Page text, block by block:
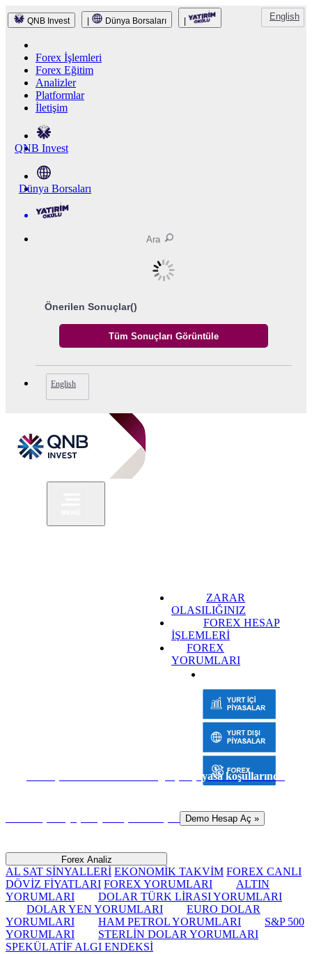
QNB Invest Dünya Borsaları English
Forex İşlemleri
Forex Eğitim
Analizler
Platformlar
İletişim
QNB Invest
Dünya Borsaları
Önerilen Sonuçlar()
English
ZARAR
OLASILIĞINIZ
FOREX HESAP
İŞLEMLERİ
FOREX
YORUMLARI
Sanal para ile risk almadan gerçek piyasa koşullarında
Demo Hesap Aç »
Forex Analiz
AL SAT SİNYALLERİ EKONOMİK TAKVİM FOREX CANLI
DÖVİZ FİYATLARI FOREX YORUMLARI
ALTIN
YORUMLARI
DOLAR TÜRK LİRASI YORUMLARI
DOLAR YEN YORUMLARI
EURO DOLAR
YORUMLARI
HAM PETROL YORUMLARI
S&P 500
YORUMLARI
STERLİN DOLAR YORUMLARI
SPEKÜLATİF ALGI ENDEKSİ